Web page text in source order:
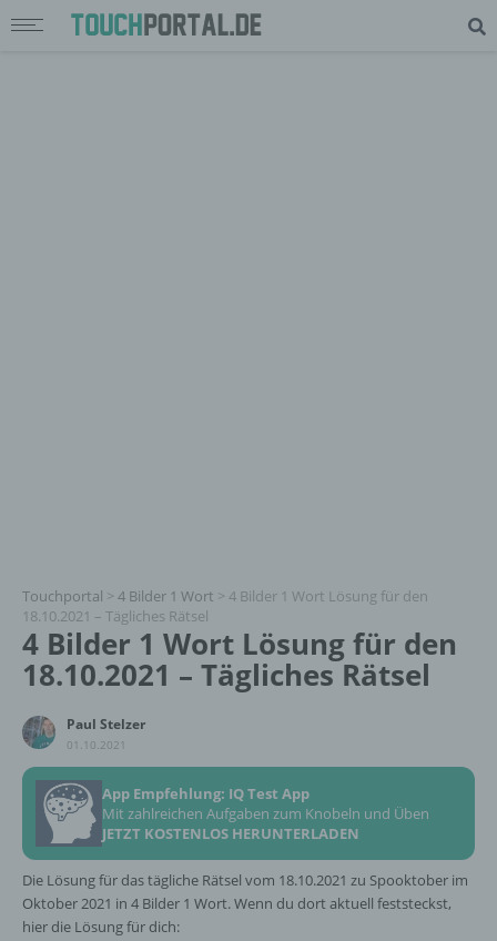
Touchportal > 4 Bilder 1 Wort > 4 Bilder 1 Wort Lösung für den
18.10.2021 – Tägliches Rätsel
4 Bilder 1 Wort Lösung für den
18.10.2021 – Tägliches Rätsel
Paul Stelzer
01.10.2021
App Empfehlung: IQ Test App
Mit zahlreichen Aufgaben zum Knobeln und Üben
JETZT KOSTENLOS HERUNTERLADEN
Die Lösung für das tägliche Rätsel vom 18.10.2021 zu Spooktober im
Oktober 2021 in 4 Bilder 1 Wort. Wenn du dort aktuell feststeckst,
hier die Lösung für dich: